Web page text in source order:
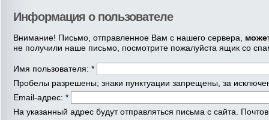
Информация о пользователе
Внимание! Письмо, отправленное Вам с нашего сервера,
не получили наше письмо, посмотрите пожалуйста ящик со
Имя пользователя: *
Пробелы разрешены; знаки пунктуации запрещены, за
Email-адрес: *
На указанный адрес будут отправляться письма с сайта.